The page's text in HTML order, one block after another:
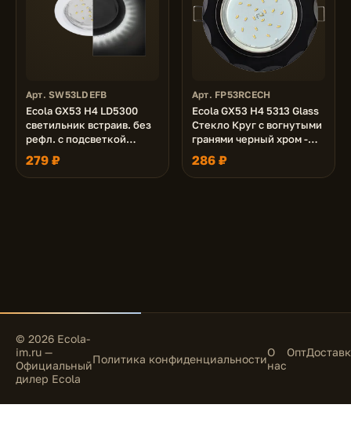
Арт. SW53LDEFB
Ecola GX53 H4 LD5300
светильник встраив. без
рефл. с подсветкой
Белый 48x106 (к+)
279 ₽
Арт. FP53RCECH
Ecola GX53 H4 5313 Glass
Стекло Круг с вогнутыми
гранями черный хром -
черный 38x126 (к+)
286 ₽
© 2026 Ecola-
im.ru —
Официальный
дилер Ecola
Политика конфиденциальностиО
нас
Опт